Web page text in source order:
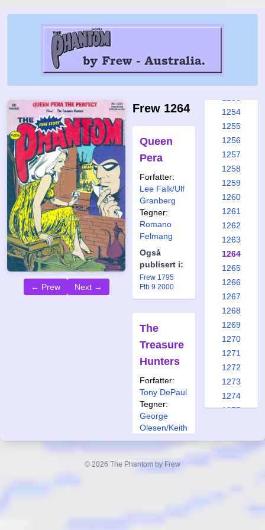
← Prew Next →
Frew 1264
Queen
Pera
Forfatter:
Lee Falk/Ulf
Granberg
Tegner:
Romano
Felmang
Også
publisert i:
Frew 1795
Ftb 9 2000
The
Treasure
Hunters
Forfatter:
Tony DePaul
Tegner:
George
Olesen/Keith
Williams
publisert i:
1247
1248
1254
1255
1256
1257
1258
1259
1260
1261
1262
1263
1264
1265
1266
1267
1268
1269
1270
1271
1272
1273
1274
1275
© 2026 The Phantom by Frew